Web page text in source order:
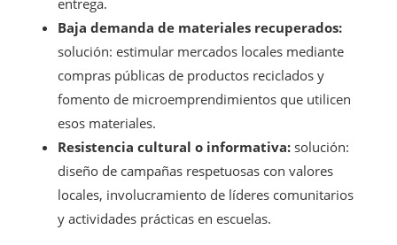
Baja demanda de materiales recuperados:
solución: estimular mercados locales mediante
compras públicas de productos reciclados y
fomento de microemprendimientos que utilicen
esos materiales.
Resistencia cultural o informativa: solución:
diseño de campañas respetuosas con valores
locales, involucramiento de líderes comunitarios
y actividades prácticas en escuelas.